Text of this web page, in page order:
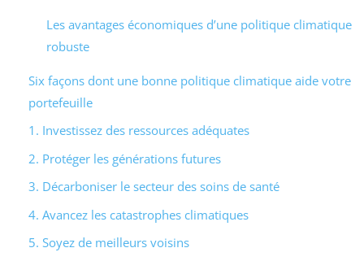
Les avantages économiques d’une politique climatique
robuste
Six façons dont une bonne politique climatique aide votre
portefeuille
1. Investissez des ressources adéquates
2. Protéger les générations futures
3. Décarboniser le secteur des soins de santé
4. Avancez les catastrophes climatiques
5. Soyez de meilleurs voisins